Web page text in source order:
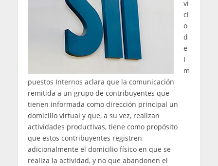
vi
ci
o
d
e
I
m
puestos Internos aclara que la comunicación
remitida a un grupo de contribuyentes que
tienen informada como dirección principal un
domicilio virtual y que, a su vez, realizan
actividades productivas, tiene como propósito
que estos contribuyentes registren
adicionalmente el domicilio físico en que se
realiza la actividad, y no que abandonen el